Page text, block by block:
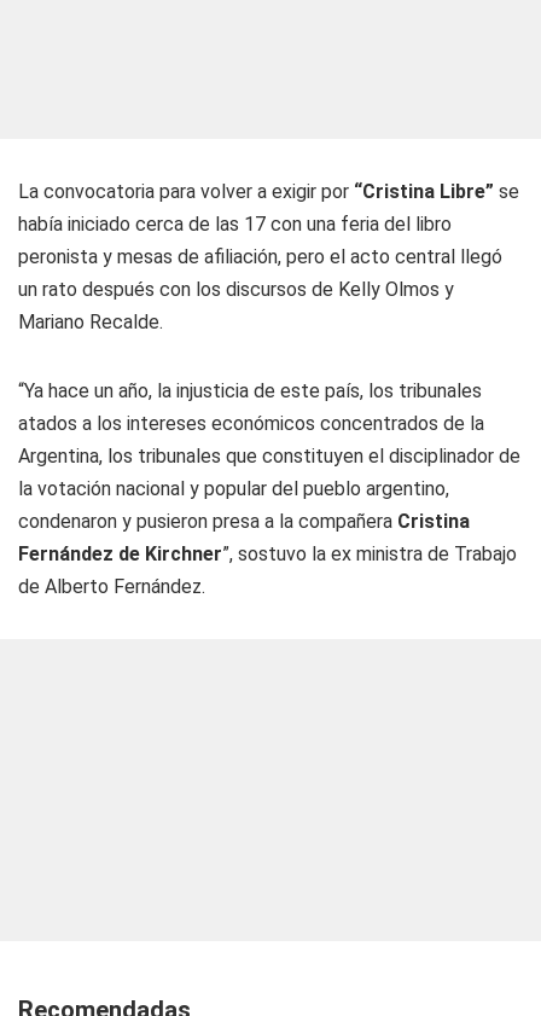
La convocatoria para volver a exigir por “Cristina Libre” se
había iniciado cerca de las 17 con una feria del libro
peronista y mesas de afiliación, pero el acto central llegó
un rato después con los discursos de Kelly Olmos y
Mariano Recalde.
“Ya hace un año, la injusticia de este país, los tribunales
atados a los intereses económicos concentrados de la
Argentina, los tribunales que constituyen el disciplinador de
la votación nacional y popular del pueblo argentino,
condenaron y pusieron presa a la compañera Cristina
Fernández de Kirchner”, sostuvo la ex ministra de Trabajo
de Alberto Fernández.
Recomendadas